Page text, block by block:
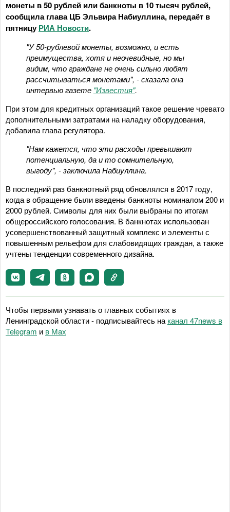
монеты в 50 рублей или банкноты в 10 тысяч рублей,
сообщила глава ЦБ Эльвира Набиуллина, передаёт в
пятницуРИА Новости.
"У 50-рублевой монеты, возможно, и есть
преимущества, хотя и неочевидные, но мы
видим, что граждане не очень сильно любят
рассчитываться монетами", - сказала она
интервью газете "Известия".
При этом для кредитных организаций такое решение чревато
дополнительными затратами на наладку оборудования,
добавила глава регулятора.
"Нам кажется, что эти расходы превышают
потенциальную, да и то сомнительную,
выгоду", - заключила Набиуллина.
В последний раз банкнотный ряд обновлялся в 2017 году,
когда в обращение были введены банкноты номиналом 200 и
2000 рублей. Символы для них были выбраны по итогам
общероссийского голосования. В банкнотах использован
усовершенствованный защитный комплекс и элементы с
повышенным рельефом для слабовидящих граждан, а также
учтены тенденции современного дизайна.
Чтобы первыми узнавать о главных событиях в
Ленинградской области - подписывайтесь на канал 47news в
Telegram и в Maх